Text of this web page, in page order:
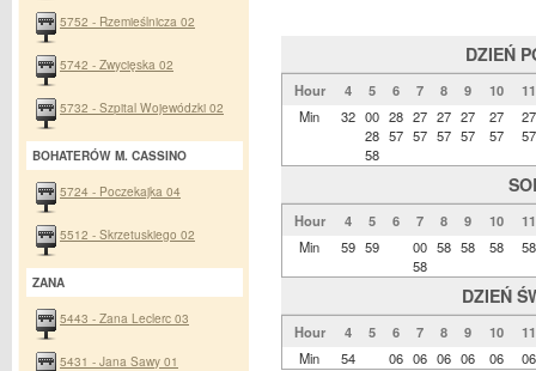
DZIEŃ
Hour 4 5 6 7 8 9 10
11
Min
32 00
28
58
28
57
27
57
27
57
27
57
27
57
27
57
Hour 4 5 6 7 8 9 10
11
Min
59 59
00
58
58 58 58 58
DZIEŃ
Hour 4 5 6 7 8 9 10
11
Min
54 06 06 06 06 06 06
5752 - Rzemieślnicza 02
5742 - Zwycięska 02
5732 - Szpital Wojewódzki 02
BOHATERÓW M. CASSINO
5724 - Poczekajka 04
5512 - Skrzetuskiego 02
ZANA
5443 - Zana Leclerc 03
5431 - Jana Sawy 01